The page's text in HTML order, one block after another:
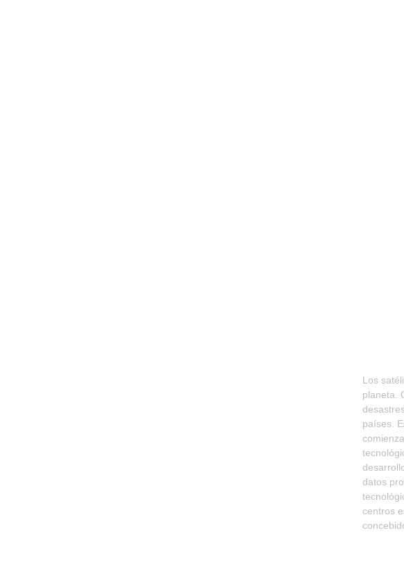
Los
planeta.
países.
datos
centros